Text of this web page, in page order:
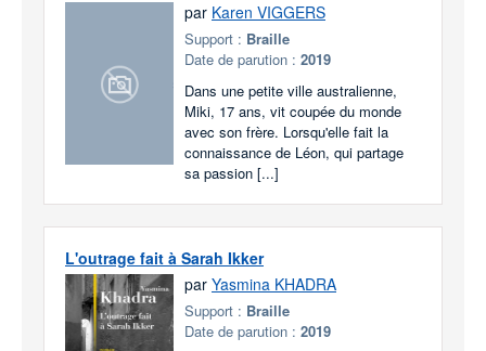
par Karen VIGGERS
Support : Braille
Date de parution : 2019
Dans une petite ville australienne,
Miki, 17 ans, vit coupée du monde
avec son frère. Lorsqu'elle fait la
connaissance de Léon, qui partage
sa passion [...]
L'outrage fait à Sarah Ikker
par Yasmina KHADRA
Support : Braille
Date de parution : 2019